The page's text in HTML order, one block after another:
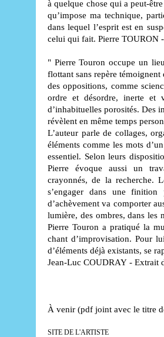
à quelque chose qui a peut-
qu’impose ma technique,
dans lequel l’esprit est en
celui qui fait. Pierre TOURON
" Pierre Touron occupe un
flottant sans repère
des oppositions, comme
ordre et désordre, inerte et
d’inhabituelles porosités. Des
révèlent en même temps
L’auteur parle de collages,
éléments comme les mots
essentiel. Selon leurs
Pierre évoque aussi un
crayonnés, de la recherche.
s’engager dans une
d’achèvement va comporter
lumière, des ombres, dans les
Pierre Touron a pratiqué la
chant d’improvisation. Pour
d’éléments déjà existants, se
Jean-Luc COUDRAY - Extrait
À venir (pdf joint avec le titre
SITE DE L'ARTISTE